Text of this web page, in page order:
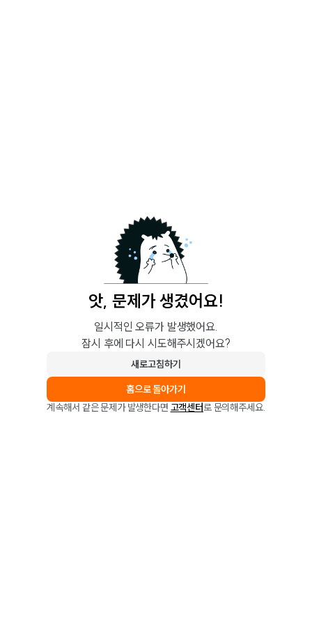
앗, 문제가 생겼어요!
일시적인 오류가 발생했어요.
잠시 후에 다시 시도해주시겠어요?
새로고침하기
홈으로 돌아가기
계속해서 같은 문제가 발생한다면 고객센터로 문의해주세요.